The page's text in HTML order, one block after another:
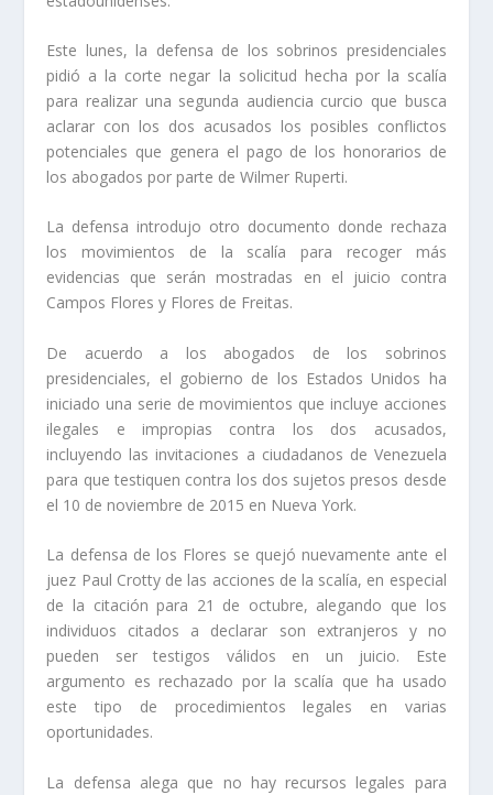
Este lunes, la defensa de los sobrinos presidenciales
pidió a la corte negar la solicitud hecha por la fiscalía
para realizar una segunda audiencia curcio que busca
aclarar con los dos acusados los posibles conflictos
potenciales que genera el pago de los honorarios de
los abogados por parte de Wilmer Ruperti.
La defensa introdujo otro documento donde rechaza
los movimientos de la fiscalía para recoger más
evidencias que serán mostradas en el juicio contra
Campos Flores y Flores de Freitas.
De acuerdo a los abogados de los sobrinos
presidenciales, el gobierno de los Estados Unidos ha
iniciado una serie de movimientos que incluye acciones
ilegales e impropias contra los dos acusados,
incluyendo las invitaciones a ciudadanos de Venezuela
para que testifiquen contra los dos sujetos presos desde
el 10 de noviembre de 2015 en Nueva York.
La defensa de los Flores se quejó nuevamente ante el
juez Paul Crotty de las acciones de la fiscalía, en especial
de la citación para 21 de octubre, alegando que los
individuos citados a declarar son extranjeros y no
pueden ser testigos válidos en un juicio. Este
argumento es rechazado por la fiscalía que ha usado
este tipo de procedimientos legales en varias
oportunidades.
La defensa alega que no hay recursos legales para